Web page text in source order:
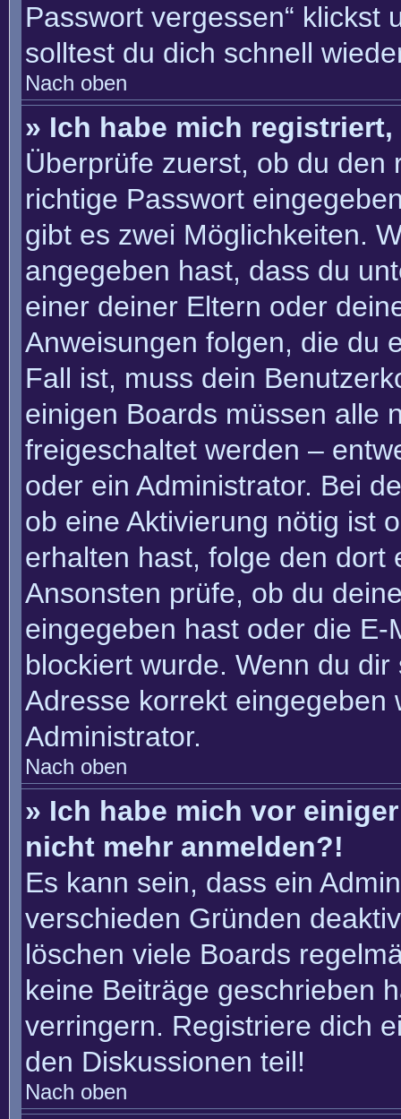
Passwort vergessen“ klickst
solltest du dich schnell
Nach oben
» Ich habe mich
Überprüfe zuerst, ob du den
richtige Passwort
gibt es zwei Möglichkeiten.
angegeben hast, dass du
einer deiner Eltern oder
Anweisungen folgen, die du
Fall ist, muss dein
einigen Boards müssen alle
freigeschaltet werden –
oder ein Administrator. Bei
ob eine Aktivierung nötig ist
erhalten hast, folge den dort
Ansonsten prüfe, ob du
eingegeben hast oder die
blockiert wurde. Wenn du
Adresse korrekt
Administrator.
Nach oben
» Ich habe mich vor
nicht mehr anmelden?!
Es kann sein, dass ein
verschieden Gründen
löschen viele Boards
keine Beiträge geschrieben
verringern. Registriere dich
den Diskussionen teil!
Nach oben